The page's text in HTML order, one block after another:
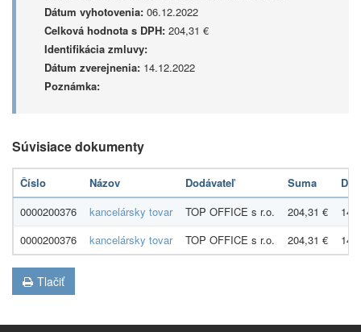
Dátum vyhotovenia: 06.12.2022
Celková hodnota s DPH: 204,31 €
Identifikácia zmluvy:
Dátum zverejnenia: 14.12.2022
Poznámka:
Súvisiace dokumenty
Číslo Názov Dodávateľ Suma
0000200376
kancelársky tovar TOP OFFICE s r.o. 204,31 €
0000200376
kancelársky tovar TOP OFFICE s r.o. 204,31 €
Tlačiť